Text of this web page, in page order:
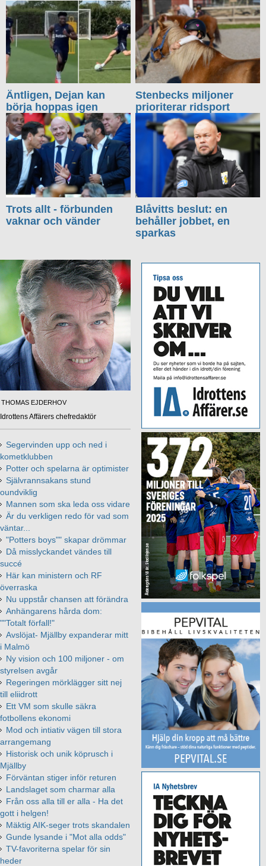
Äntligen, Dejan kan
börja hoppas igen
Stenbecks miljoner
prioriterar ridsport
Trots allt - förbunden
vaknar och vänder
Blåvitts beslut: en
behåller jobbet, en
sparkas
THOMAS EJDERHOV
Idrottens Affärers chefredaktör
Segervinden upp och ned i
kometklubben
Potter och spelarna är optimister
Självrannsakans stund
oundviklig
Mannen som ska leda oss vidare
Är du verkligen redo för vad som
väntar...
"Potters boys"" skapar drömmar
Då misslyckandet vändes till
succé
Här kan ministern och RF
överraska
Nu uppstår chansen att förändra
Anhängarens hårda dom:
""Totalt förfall!"
Avslöjat- Mjällby expanderar mitt
i Malmö
Ny vision och 100 miljoner - om
styrelsen avgår
Regeringen mörklägger sitt nej
till eliidrott
Ett VM som skulle säkra
fotbollens ekonomi
Mod och intiativ vägen till stora
arrangemang
Historisk och unik köprusch i
Mjällby
Förväntan stiger inför returen
Landslaget som charmar alla
Från oss alla till er alla - Ha det
gott i helgen!
Mäktig AIK-seger trots skandalen
Gunde lysande i "Mot alla odds"
TV-favoriterna spelar för sin
heder